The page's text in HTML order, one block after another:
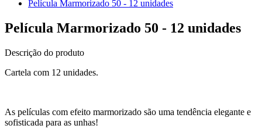
Película Marmorizado 50 - 12 unidades
Película Marmorizado 50 - 12 unidades
Descrição do produto
Cartela com 12 unidades.
As películas com efeito marmorizado são uma tendência elegante e
sofisticada para as unhas!